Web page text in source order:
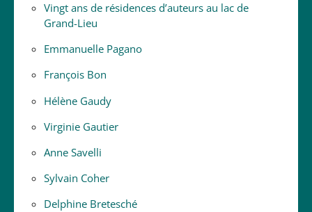
Vingt ans de résidences d’auteurs au lac de
Grand-Lieu
Emmanuelle Pagano
François Bon
Hélène Gaudy
Virginie Gautier
Anne Savelli
Sylvain Coher
Delphine Bretesché